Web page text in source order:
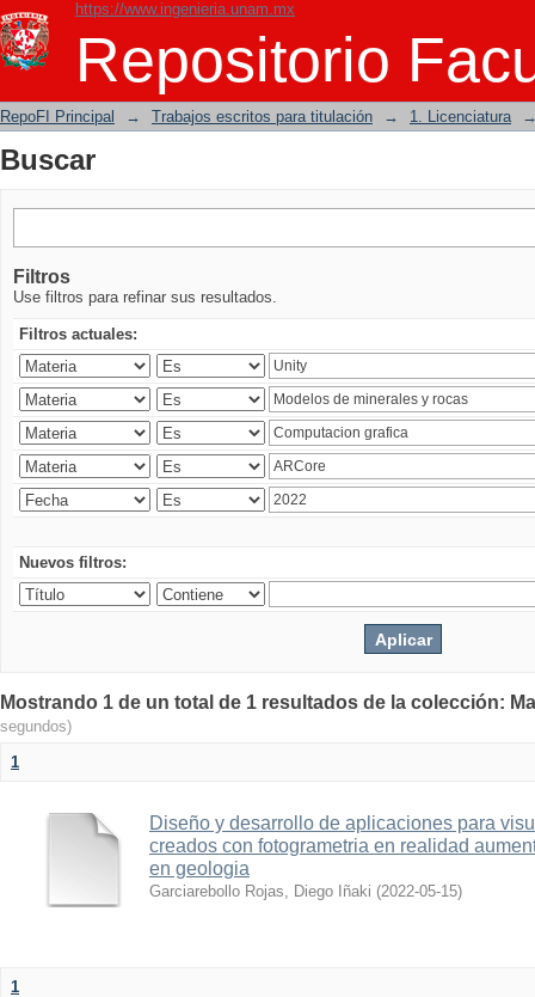
https://www.ingenieria.unam.mx
Repositorio
Buscar
RepoFI Principal → Trabajos escritos para titulación → 1. Licenciatura
Buscar
Filtros
Use filtros para refinar sus resultados.
Filtros actuales:
Nuevos filtros:
Mostrando 1 de un total de 1 resultados de la colección:
segundos)
1
Diseño y desarrollo de aplicaciones para
creados con fotogrametria en realidad
en geologia
Garciarebollo Rojas, Diego Iñaki (2022-05-15)
1